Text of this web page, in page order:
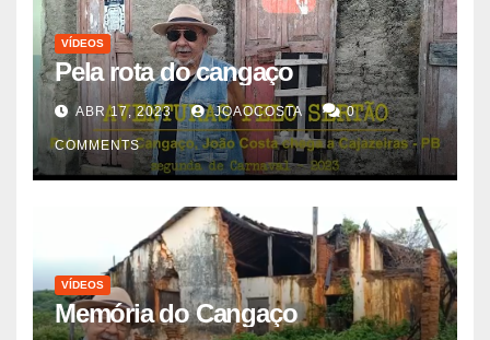
VÍDEOS
Pela rota do cangaço
ABR 17, 2023 JOAOCOSTA 0
COMMENTS
VÍDEOS
Memória do Cangaço